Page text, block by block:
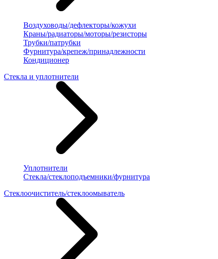
Воздуховоды/дефлекторы/кожухи
Краны/радиаторы/моторы/резисторы
Трубки/патрубки
Фурнитура/крепеж/принадлежности
Кондиционер
Стекла и уплотнители
Уплотнители
Стекла/стеклоподъемники/фурнитура
Стеклоочиститель/стеклоомыватель